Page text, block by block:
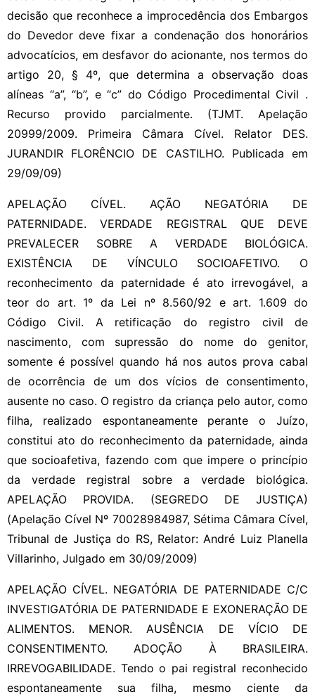
decisão que reconhece a improcedência dos Embargos
do Devedor deve fixar a condenação dos honorários
advocatícios, em desfavor do acionante, nos termos do
artigo 20, § 4º, que determina a observação doas
alíneas “a”, “b”, e “c” do Código Procedimental Civil .
Recurso provido parcialmente. (TJMT. Apelação
20999/2009. Primeira Câmara Cível. Relator DES.
JURANDIR FLORÊNCIO DE CASTILHO. Publicada em
29/09/09)
APELAÇÃO CÍVEL. AÇÃO NEGATÓRIA DE
PATERNIDADE. VERDADE REGISTRAL QUE DEVE
PREVALECER SOBRE A VERDADE BIOLÓGICA.
EXISTÊNCIA DE VÍNCULO SOCIOAFETIVO. O
reconhecimento da paternidade é ato irrevogável, a
teor do art. 1º da Lei nº 8.560/92 e art. 1.609 do
Código Civil. A retificação do registro civil de
nascimento, com supressão do nome do genitor,
somente é possível quando há nos autos prova cabal
de ocorrência de um dos vícios de consentimento,
ausente no caso. O registro da criança pelo autor, como
filha, realizado espontaneamente perante o Juízo,
constitui ato do reconhecimento da paternidade, ainda
que socioafetiva, fazendo com que impere o princípio
da verdade registral sobre a verdade biológica.
APELAÇÃO PROVIDA. (SEGREDO DE JUSTIÇA)
(Apelação Cível Nº 70028984987, Sétima Câmara Cível,
Tribunal de Justiça do RS, Relator: André Luiz Planella
Villarinho, Julgado em 30/09/2009)
APELAÇÃO CÍVEL. NEGATÓRIA DE PATERNIDADE C/C
INVESTIGATÓRIA DE PATERNIDADE E EXONERAÇÃO DE
ALIMENTOS. MENOR. AUSÊNCIA DE VÍCIO DE
CONSENTIMENTO. ADOÇÃO À BRASILEIRA.
IRREVOGABILIDADE. Tendo o pai registral reconhecido
espontaneamente sua filha, mesmo ciente da